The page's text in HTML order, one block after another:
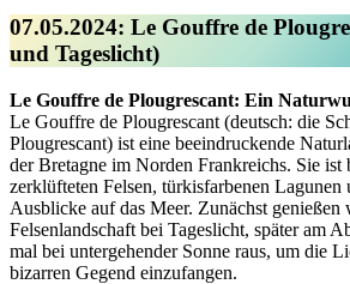
07.05.2024: Le Gouffre de
und Tageslicht)
Le Gouffre de Plougrescant: Ein
Le Gouffre de Plougrescant (deutsch: die
Plougrescant) ist eine beeindruckende
der Bretagne im Norden Frankreichs. Sie ist
zerklüfteten Felsen, türkisfarbenen Lagunen
Ausblicke auf das Meer. Zunächst
Felsenlandschaft bei Tageslicht, später am
mal bei untergehender Sonne raus, um die
bizarren Gegend einzufangen.